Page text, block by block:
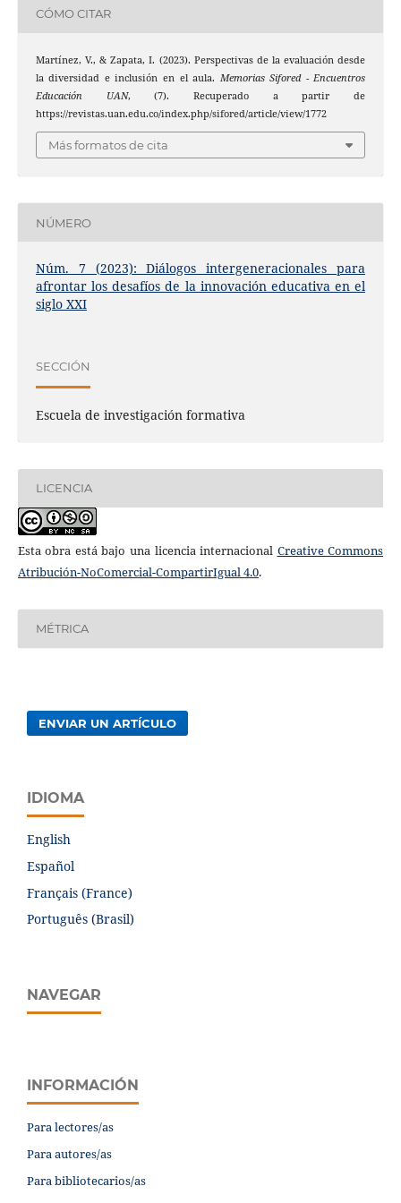
CÓMO CITAR
Martínez, V., & Zapata, I. (2023). Perspectivas de la evaluación desde
la diversidad e inclusión en el aula. Memorias Sifored - Encuentros
Educación UAN, (7). Recuperado a partir de
https://revistas.uan.edu.co/index.php/sifored/article/view/1772
Más formatos de cita
NÚMERO
Núm. 7 (2023): Diálogos intergeneracionales para
afrontar los desafíos de la innovación educativa en el
siglo XXI
SECCIÓN
Escuela de investigación formativa
LICENCIA
Esta obra está bajo una licencia internacional Creative Commons
Atribución-NoComercial-CompartirIgual 4.0.
MÉTRICA
ENVIAR UN ARTÍCULO
IDIOMA
English
Español
Français (France)
Português (Brasil)
NAVEGAR
INFORMACIÓN
Para lectores/as
Para autores/as
Para bibliotecarios/as